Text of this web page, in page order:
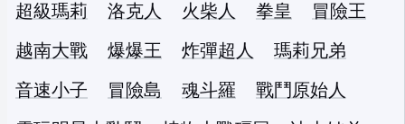
超級瑪莉 洛克人 火柴人 拳皇
冒險王
越南大戰
爆爆王 炸彈超人
瑪莉兄弟
音速小子
冒險島 魂斗羅
戰鬥原始人